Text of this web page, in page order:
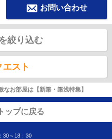
お問い合わせ
絞り込む
スト
なお部屋は【新築・築浅特集】
ップに戻る
30～18：30